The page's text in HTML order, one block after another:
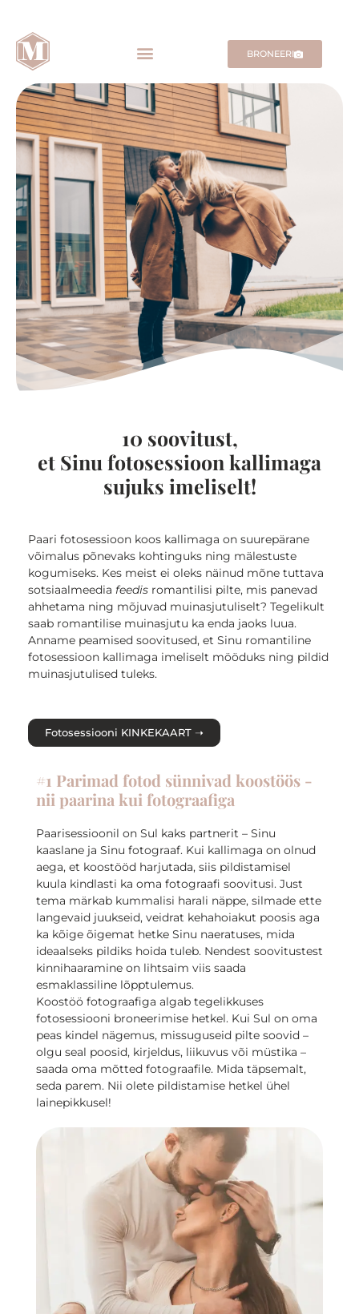
BRONEERI
10 soovitust,
et Sinu fotosessioon kallimaga
sujuks imeliselt!
Paari fotosessioon koos kallimaga on suurepärane
võimalus põnevaks kohtinguks ning mälestuste
kogumiseks. Kes meist ei oleks näinud mõne tuttava
sotsiaalmeedia feedis romantilisi pilte, mis panevad
ahhetama ning mõjuvad muinasjutuliselt? Tegelikult
saab romantilise muinasjutu ka enda jaoks luua.
Anname peamised soovitused, et Sinu romantiline
fotosessioon kallimaga imeliselt mööduks ning pildid
muinasjutulised tuleks.
Fotosessiooni KINKEKAART ➝
#1 Parimad fotod sünnivad koostöös -
nii paarina kui fotograafiga
Paarisessioonil on Sul kaks partnerit – Sinu
kaaslane ja Sinu fotograaf. Kui kallimaga on olnud
aega, et koostööd harjutada, siis pildistamisel
kuula kindlasti ka oma fotograafi soovitusi. Just
tema märkab kummalisi harali näppe, silmade ette
langevaid juukseid, veidrat kehahoiakut poosis aga
ka kõige õigemat hetke Sinu naeratuses, mida
ideaalseks pildiks hoida tuleb. Nendest soovitustest
kinnihaaramine on lihtsaim viis saada
esmaklassiline lõpptulemus.
Koostöö fotograafiga algab tegelikkuses
fotosessiooni broneerimise hetkel. Kui Sul on oma
peas kindel nägemus, missuguseid pilte soovid –
olgu seal poosid, kirjeldus, liikuvus või müstika –
saada oma mõtted fotograafile. Mida täpsemalt,
seda parem. Nii olete pildistamise hetkel ühel
lainepikkusel!